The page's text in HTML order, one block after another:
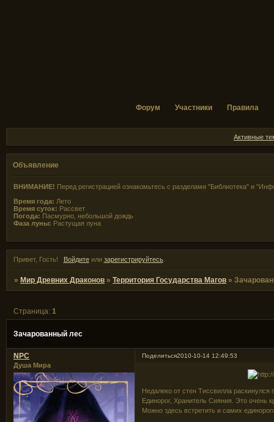
Форум Участники Правила
Активные
Объявление
ВНИМАНИЕ! Перед регистрацией ознакомьтесь с разделами "Библиотека" и
Время года: Лето
Время суток: Рассвет
Погода: Пасмурно, небольшой дождь
Фаза луны: Растущая луна
Привет, Гость! Войдитеили зарегистрируйтесь.
»Мир Древних Драконов »Территория Государства Магов »
Зачарованный лес
Страница:1
Поделиться2010-10-14 12:49:53
NPC
Душа Мира
Недалеко от стен Тиссвилла
Единорог, Хранитель Сияния. Это очень
Можно здесь встретить и самих